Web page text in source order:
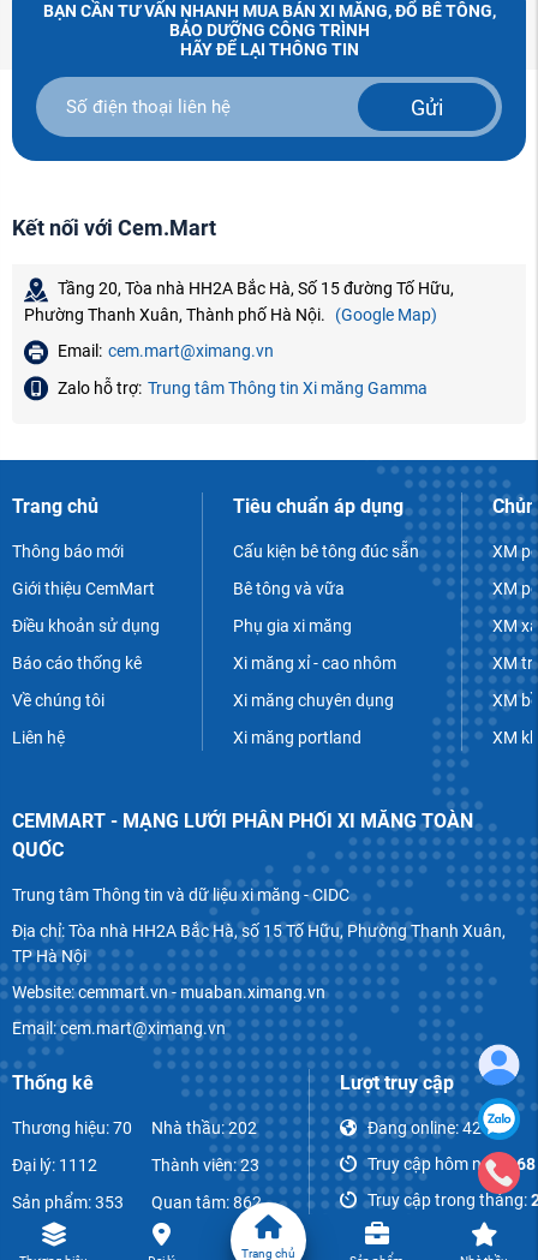
BẠN CẦN TƯ VẤN NHANH MUA BÁN XI MĂNG, ĐỔ BÊ TÔNG,
BẢO DƯỠNG CÔNG TRÌNH
HÃY ĐỂ LẠI THÔNG TIN
Gửi
Kết nối với Cem.Mart
Tầng 20, Tòa nhà HH2A Bắc Hà, Số 15 đường Tố Hữu,
Phường Thanh Xuân, Thành phố Hà Nội.
(Google Map)
Email: cem.mart@ximang.vn
Zalo hỗ trợ: Trung tâm Thông tin Xi măng Gamma
Trang chủ
Thông báo mới
Giới thiệu CemMart
Điều khoản sử dụng
Báo cáo thống kê
Về chúng tôi
Liên hệ
Tiêu chuẩn áp dụng
Cấu kiện bê tông đúc sẵn
Bê tông và vữa
Phụ gia xi măng
Xi măng xỉ - cao nhôm
Xi măng chuyên dụng
Xi măng portland
XM
XM
XM
XM
XM
XM
CEMMART - MẠNG LƯỚI PHÂN PHỐI XI MĂNG TOÀN
QUỐC
Trung tâm Thông tin và dữ liệu xi măng - CIDC
Địa chỉ: Tòa nhà HH2A Bắc Hà, số 15 Tố Hữu, Phường Thanh Xuân,
TP Hà Nội
Website: cemmart.vn - muaban.ximang.vn
Email: cem.mart@ximang.vn
Thống kê
Thương hiệu: 70
Đại lý: 1112
Sản phẩm: 353
Bài viết: 1072
Nhà thầu: 202
Thành viên: 23
Quan tâm: 862
Bình luận: 52
Lượt truy cập
Đang online:42
Truy cập hôm nay:
968
Truy cập trong tháng:
Tổng lượt truy cập:
Trang chủ